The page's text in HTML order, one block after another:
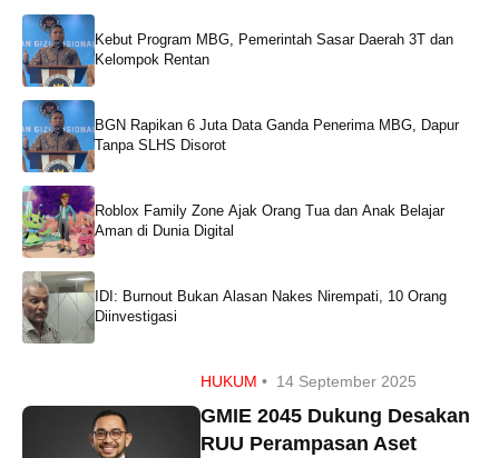
Kebut Program MBG, Pemerintah Sasar Daerah 3T dan
Kelompok Rentan
BGN Rapikan 6 Juta Data Ganda Penerima MBG, Dapur
Tanpa SLHS Disorot
Roblox Family Zone Ajak Orang Tua dan Anak Belajar
Aman di Dunia Digital
IDI: Burnout Bukan Alasan Nakes Nirempati, 10 Orang
Diinvestigasi
HUKUM • 14 September 2025
GMIE 2045 Dukung Desakan
RUU Perampasan Aset